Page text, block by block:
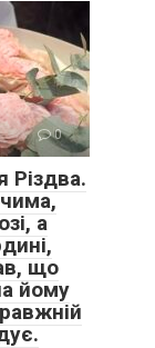
0
Різдва.
а
що
йому